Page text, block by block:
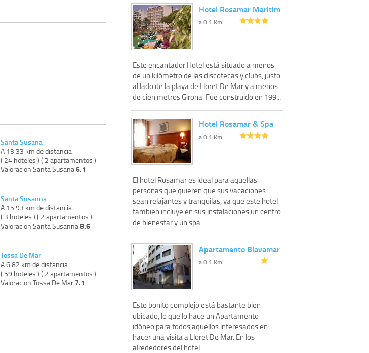
Santa Susana
A 13.33 km de distancia
( 24 hoteles ) ( 2 apartamentos )
Valoracion Santa Susana6.1
Santa Susanna
A 15.93 km de distancia
( 3 hoteles ) ( 2 apartamentos )
Valoracion Santa Susanna8.6
Tossa De Mar
A 6.82 km de distancia
( 59 hoteles ) ( 2 apartamentos )
Valoracion Tossa De Mar 7.1
Hotel Rosamar Maritim
a 0.1 Km
Este encantador Hotel está situado a menos
de un kilómetro de las discotecas y clubs, justo
al lado de la playa de Lloret De Mar y a menos
de cien metros Girona. Fue construido en 199...
Hotel Rosamar & Spa
a 0.1 Km
El hotel Rosamar es ideal para aquellas
personas que quieren que sus vacaciones
sean relajantes y tranquilas, ya que este hotel
tambien incluye en sus instalaciones un centro
de bienestar y un spa....
Apartamento Blavamar
a 0.1 Km
Este bonito complejo está bastante bien
ubicado, lo que lo hace un Apartamento
idóneo para todos aquellos interesados en
hacer una visita a Lloret De Mar. En los
alrededores del hotel...